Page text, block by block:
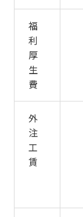
福
利
厚
生
費
外
注
工
賃